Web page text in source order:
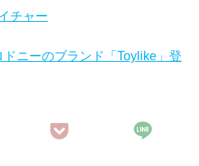
チャー
ニーのブランド「Toylike」登